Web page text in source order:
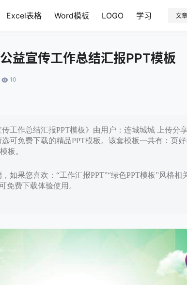
Excel表格 Word模板 LOGO 学习 文章
益宣传工作总结汇报PPT模板
10
传工作总结汇报PPT模板》由用户：连城城城 上传分
可免费下载的精品PPT模板。该套模板一共有：页好
板。
如果您喜欢：“工作汇报PPT”“绿色PPT模板”风格相
免费下载体验使用。